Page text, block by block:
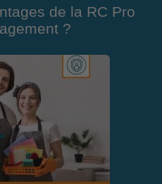
de la RC Pro
?